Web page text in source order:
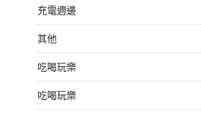
充電週邊
其他
吃喝玩樂
吃喝玩樂